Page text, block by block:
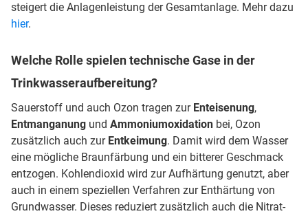
steigert die Anlagenleistung der Gesamtanlage. Mehr dazu
hier.
Welche Rolle spielen technische Gase in der
Trinkwasseraufbereitung?
Sauerstoff und auch Ozon tragen zur Enteisenung,
Entmanganung und Ammoniumoxidation bei, Ozon
zusätzlich auch zur Entkeimung. Damit wird dem Wasser
eine mögliche Braunfärbung und ein bitterer Geschmack
entzogen. Kohlendioxid wird zur Aufhärtung genutzt, aber
auch in einem speziellen Verfahren zur Enthärtung von
Grundwasser. Dieses reduziert zusätzlich auch die Nitrat-